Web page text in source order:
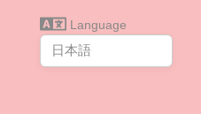
Language